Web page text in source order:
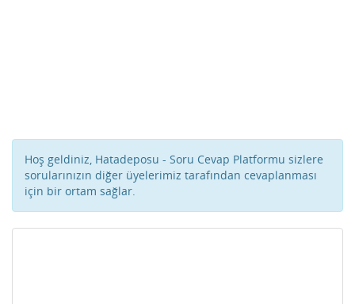
Hoş geldiniz, Hatadeposu - Soru Cevap Platformu sizlere
sorularınızın diğer üyelerimiz tarafından cevaplanması
için bir ortam sağlar.